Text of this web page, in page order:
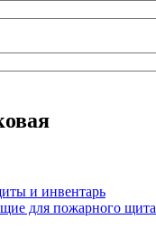
и инвентарь
для пожарного щита